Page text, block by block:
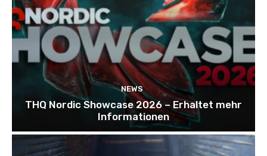
NEWS
THQ Nordic Showcase 2026 – Erhaltet mehr
Informationen